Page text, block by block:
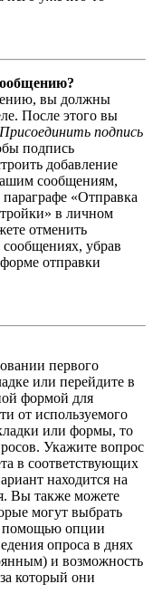
вы должны
После этого вы
Присоединить подпись
подпись
добавление
сообщениям,
«Отправка
в личном
отменить
убрав
отправки
первого
или перейдите в
формой для
от используемого
или формы, то
Укажите вопрос
в соответствующих
находится на
Вы также можете
могут выбрать
помощью опции
опроса в днях
и возможность
который они